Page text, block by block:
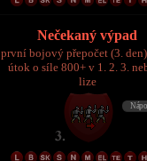
Nečekaný výpad
první bojový přepočet (3.
útok o síle 800+ v 1. 2. 3.
lize